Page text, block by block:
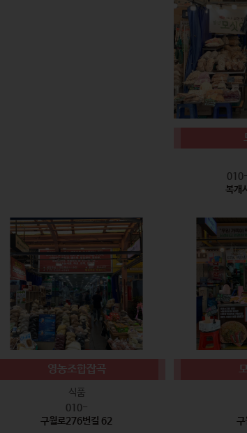
복개
영농조합잡곡
식품
010-
구월로276번길 62